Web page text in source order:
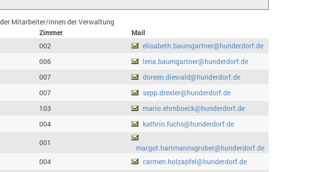
Mitarbeiter/innen der Verwaltung
Zimmer
Mail
002
elisabeth.baumgartner@hunderdorf.de
006
lena.baumgartner@hunderdorf.de
007
doreen.diewald@hunderdorf.de
007
sepp.drexler@hunderdorf.de
103
mario.ehrnboeck@hunderdorf.de
004
kathrin.fuchs@hunderdorf.de
001
margot.hartmannsgruber@hunderdorf.de
004
carmen.holzapfel@hunderdorf.de